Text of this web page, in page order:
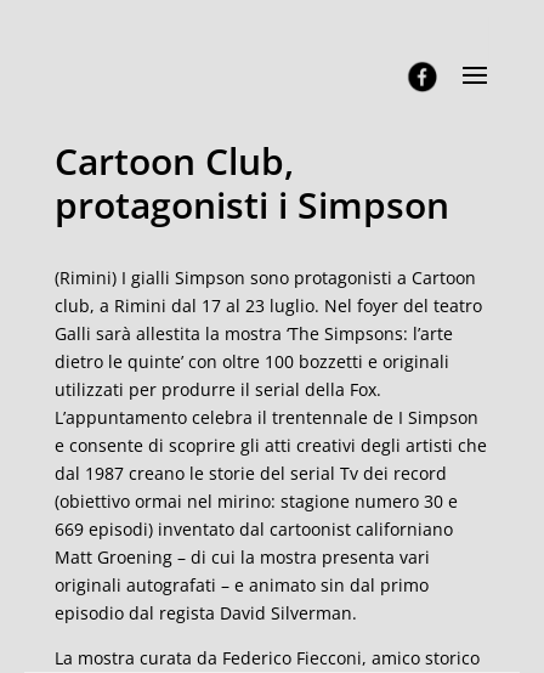
Cartoon Club,
protagonisti i Simpson
(Rimini) I gialli Simpson sono protagonisti a Cartoon
club, a Rimini dal 17 al 23 luglio. Nel foyer del teatro
Galli sarà allestita la mostra ‘The Simpsons: l’arte
dietro le quinte’ con oltre 100 bozzetti e originali
utilizzati per produrre il serial della Fox.
L’appuntamento celebra il trentennale de I Simpson
e consente di scoprire gli atti creativi degli artisti che
dal 1987 creano le storie del serial Tv dei record
(obiettivo ormai nel mirino: stagione numero 30 e
669 episodi) inventato dal cartoonist californiano
Matt Groening – di cui la mostra presenta vari
originali autografati – e animato sin dal primo
episodio dal regista David Silverman.
La mostra curata da Federico Fiecconi, amico storico